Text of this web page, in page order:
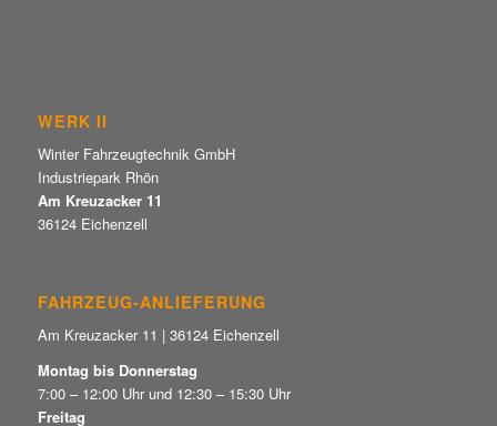
WERK II
Winter Fahrzeugtechnik GmbH
Industriepark Rhön
Am Kreuzacker 11
36124 Eichenzell
FAHRZEUG-ANLIEFERUNG
Am Kreuzacker 11 | 36124 Eichenzell
Montag bis Donnerstag
7:00 – 12:00 Uhr und 12:30 – 15:30 Uhr
Freitag